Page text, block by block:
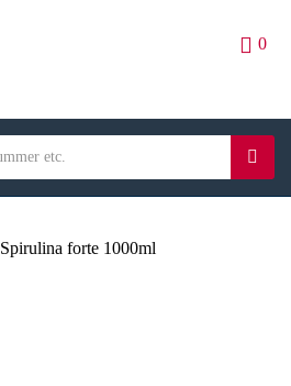
S
0
Spirulina forte 1000ml